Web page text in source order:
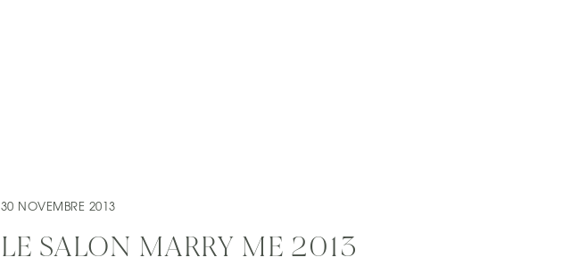
30 NOVEMBRE 2013
LE SALON MARRY ME 2013